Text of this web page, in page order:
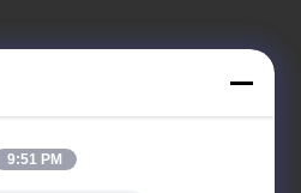
économique et
9:51 PM